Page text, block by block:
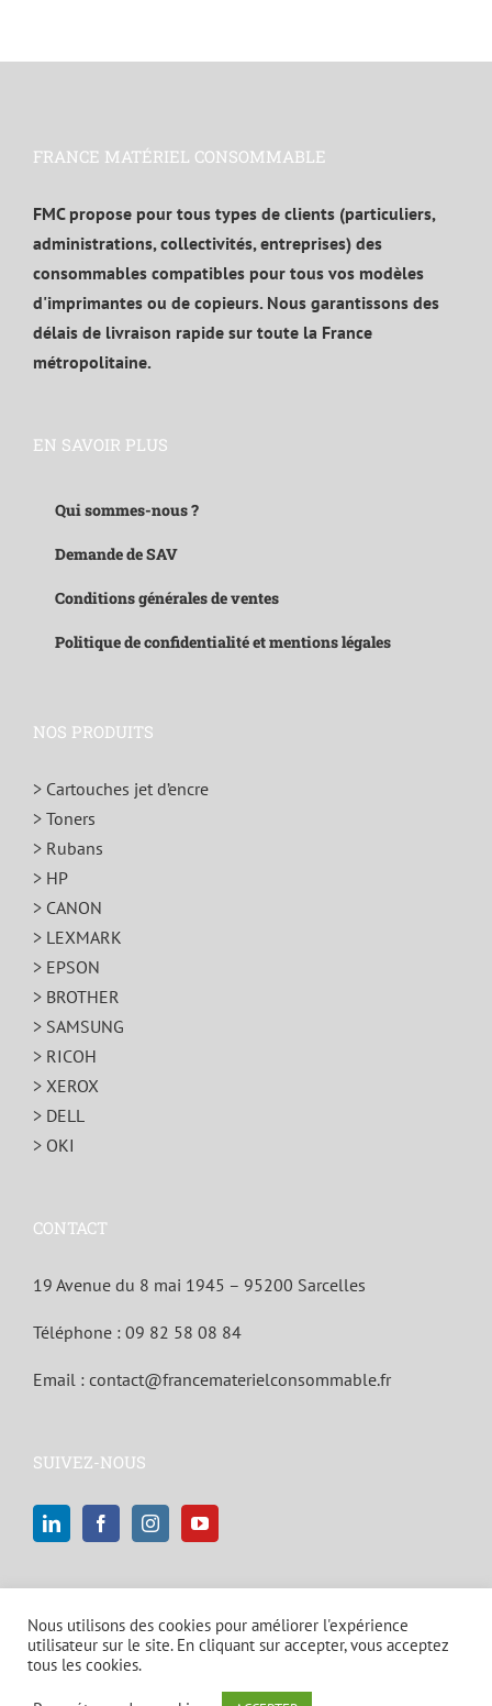
FRANCE MATÉRIEL CONSOMMABLE
FMC propose pour tous types de clients (particuliers,
administrations, collectivités, entreprises) des
consommables compatibles pour tous vos modèles
d'imprimantes ou de copieurs. Nous garantissons des
délais de livraison rapide sur toute la France
métropolitaine.
EN SAVOIR PLUS
Qui sommes-nous ?
Demande de SAV
Conditions générales de ventes
Politique de confidentialité et mentions légales
NOS PRODUITS
> Cartouches jet d’encre
> Toners
> Rubans
> HP
> CANON
> LEXMARK
> EPSON
> BROTHER
> SAMSUNG
> RICOH
> XEROX
> DELL
> OKI
CONTACT
19 Avenue du 8 mai 1945 – 95200 Sarcelles
Téléphone : 09 82 58 08 84
Email : contact@francematerielconsommable.fr
SUIVEZ-NOUS
Nous utilisons des cookies pour améliorer l'expérience
utilisateur sur le site. En cliquant sur accepter, vous acceptez
tous les cookies.